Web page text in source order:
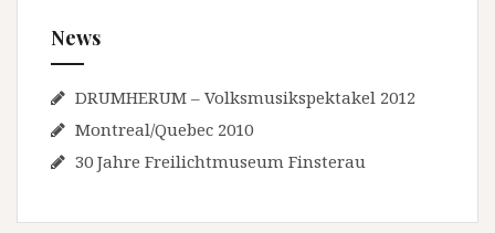
News
DRUMHERUM – Volksmusikspektakel 2012
Montreal/Quebec 2010
30 Jahre Freilichtmuseum Finsterau